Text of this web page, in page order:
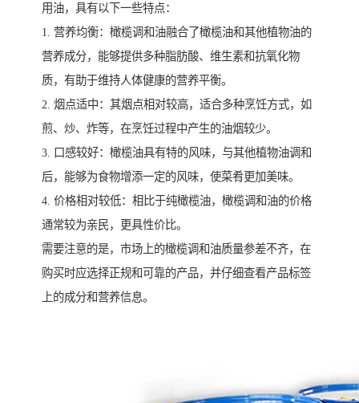
用油，具有以下一些特点：
1. 营养均衡：橄榄调和油融合了橄榄油和其他植物油的
营养成分，能够提供多种脂肪酸、维生素和抗氧化物
质，有助于维持人体健康的营养平衡。
2. 烟点适中：其烟点相对较高，适合多种烹饪方式，如
煎、炒、炸等，在烹饪过程中产生的油烟较少。
3. 口感较好：橄榄油具有特的风味，与其他植物油调和
后，能够为食物增添一定的风味，使菜肴更加美味。
4. 价格相对较低：相比于纯橄榄油，橄榄调和油的价格
通常较为亲民，更具性价比。
需要注意的是，市场上的橄榄调和油质量参差不齐，在
购买时应选择正规和可靠的产品，并仔细查看产品标签
上的成分和营养信息。